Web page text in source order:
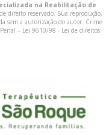
na Reabilitação de
direito reservado. Sua reprodução,
sem a autorização do autor. Crime
– Lei 9610/98 - Lei de direitos